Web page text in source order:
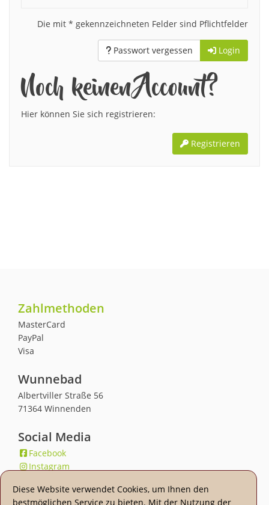
Die mit * gekennzeichneten Felder sind Pflichtfelder
Passwort vergessen Login
Noch keinen Account?
Hier können Sie sich registrieren:
Registrieren
Zahlmethoden
MasterCard
PayPal
Visa
Wunnebad
Albertviller Straße 56
71364 Winnenden
Social Media
Facebook
Instagram
Diese Website verwendet Cookies, um Ihnen den
bestmöglichen Service zu bieten. Mit der Nutzung der